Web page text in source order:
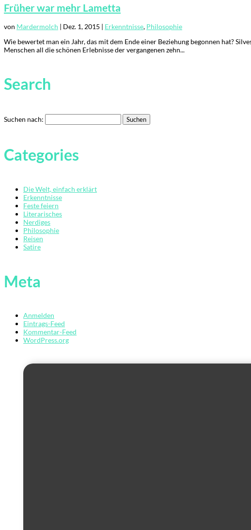
Früher war mehr Lametta
von Mardermolch | Dez. 1, 2015 | Erkenntnisse, Philosophie
Wie bewertet man ein Jahr, das mit dem Ende einer Beziehung begonnen hat?
Menschen all die schönen Erlebnisse der vergangenen zehn...
Search
Suchen nach:
Categories
Die Welt, einfach erklärt
Erkenntnisse
Feste feiern
Literarisches
Nerdiges
Philosophie
Reisen
Satire
Meta
Anmelden
Eintrags-Feed
Kommentar-Feed
WordPress.org